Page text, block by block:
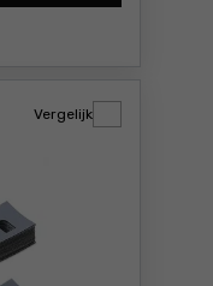
Vergelijk